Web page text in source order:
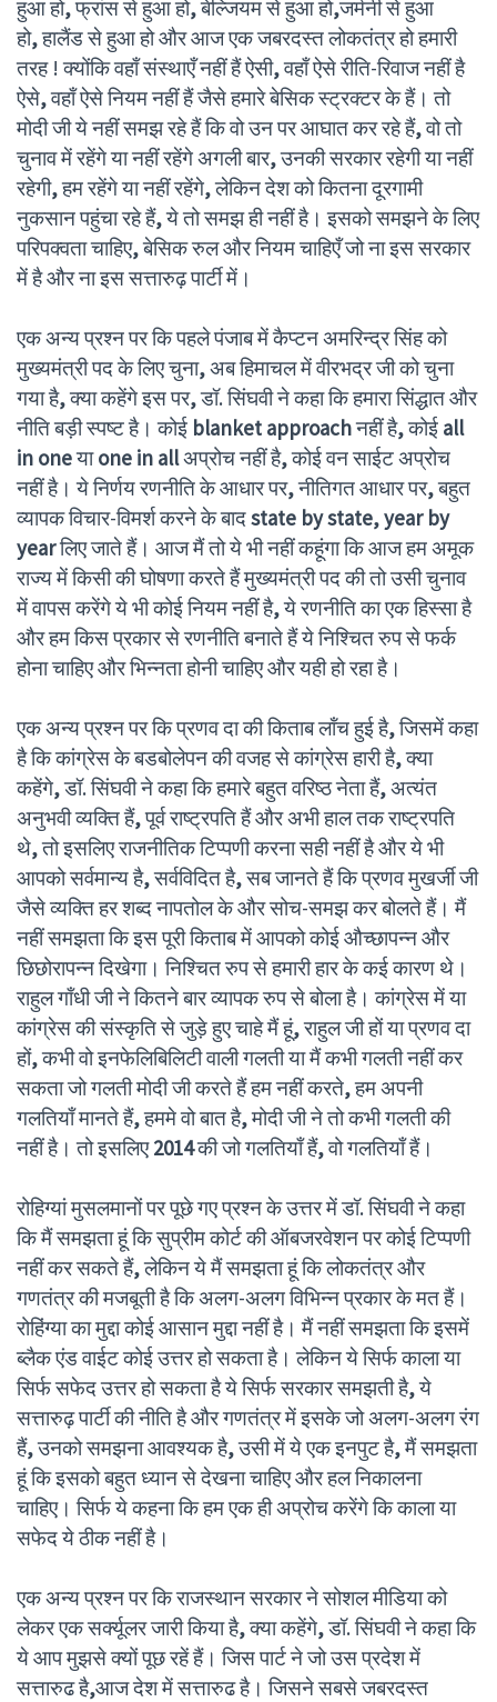
हुआ हो,फ्रांस से हुआ हो,बेल्जियम से हुआ हो,जर्मनी से हुआ
हो,हालैंड से हुआ हो और आज एक जबरदस्त लोकतंत्र हो हमारी
तरह ! क्योंकि वहाँ संस्थाएँ नहीं हैं ऐसी,वहाँ ऐसे रीति-रिवाज नहीं है
ऐसे,वहाँ ऐसे नियम नहीं हैं जैसे हमारे बेसिक स्ट्रक्टर के हैं। तो
मोदी जी ये नहीं समझ रहे हैं कि वो उन पर आघात कर रहे हैं,वो तो
चुनाव में रहेंगे या नहीं रहेंगे अगली बार,उनकी सरकार रहेगी या नहीं
रहेगी,हम रहेंगे या नहीं रहेंगे,लेकिन देश को कितना दूरगामी
नुकसान पहुंचा रहे हैं,ये तो समझ ही नहीं है। इसको समझने के लिए
परिपक्वता चाहिए,बेसिक रुल और नियम चाहिएँ जो ना इस सरकार
में है और ना इस सत्तारुढ़ पार्टी में।
एक अन्य प्रश्न पर कि पहले पंजाब में कैप्टन अमरिन्द्र सिंह को
मुख्यमंत्री पद के लिए चुना,अब हिमाचल में वीरभद्र जी को चुना
गया है,क्या कहेंगे इस पर,डॉ. सिंघवी ने कहा कि हमारा सिंद्धात और
नीति बड़ी स्पष्ट है। कोई blanket approachनहीं है,कोई all
in oneयाone in allअप्रोच नहीं है,कोई वन साईट अप्रोच
नहीं है। ये निर्णय रणनीति के आधार पर,नीतिगत आधार पर,बहुत
व्यापक विचार-विमर्श करने के बादstate by state, year by
yearलिए जाते हैं। आज मैं तो ये भी नहीं कहूंगा कि आज हम अमूक
राज्य में किसी की घोषणा करते हैं मुख्यमंत्री पद की तो उसी चुनाव
में वापस करेंगे ये भी कोई नियम नहीं है,ये रणनीति का एक हिस्सा है
और हम किस प्रकार से रणनीति बनाते हैं ये निश्चित रुप से फर्क
होना चाहिए और भिन्नता होनी चाहिए और यही हो रहा है।
एक अन्य प्रश्न पर कि प्रणव दा की किताब लॉंच हुई है,जिसमें कहा
है कि कांग्रेस के बडबोलेपन की वजह से कांग्रेस हारी है,क्या
कहेंगे,डॉ. सिंघवी ने कहा कि हमारे बहुत वरिष्ठ नेता हैं,अत्यंत
अनुभवी व्यक्ति हैं,पूर्व राष्ट्रपति हैं और अभी हाल तक राष्ट्रपति
थे,तो इसलिए राजनीतिक टिप्पणी करना सही नहीं है और ये भी
आपको सर्वमान्य है,सर्वविदित है,सब जानते हैं कि प्रणव मुखर्जी जी
जैसे व्यक्ति हर शब्द नापतोल के और सोच-समझ कर बोलते हैं। मैं
नहीं समझता कि इस पूरी किताब में आपको कोई औच्छापन्न और
छिछोरापन्न दिखेगा। निश्चित रुप से हमारी हार के कई कारण थे।
राहुल गाँधी जी ने कितने बार व्यापक रुप से बोला है। कांग्रेस में या
कांग्रेस की संस्कृति से जुड़े हुए चाहे मैं हूं,राहुल जी हों या प्रणव दा
हों,कभी वो इनफेलिबिलिटी वाली गलती या मैं कभी गलती नहीं कर
सकता जो गलती मोदी जी करते हैं हम नहीं करते,हम अपनी
गलतियाँ मानते हैं,हममे वो बात है,मोदी जी ने तो कभी गलती की
नहीं है। तो इसलिए2014की जो गलतियाँ हैं,वो गलतियाँ हैं।
रोहिग्यां मुसलमानों पर पूछे गए प्रश्न के उत्तर में डॉ. सिंघवी ने कहा
कि मैं समझता हूं कि सुप्रीम कोर्ट की ऑबजरवेशन पर कोई टिप्पणी
नहीं कर सकते हैं,लेकिन ये मैं समझता हूं कि लोकतंत्र और
गणतंत्र की मजबूती है कि अलग-अलग विभिन्न प्रकार के मत हैं।
रोहिंग्या का मुद्दा कोई आसान मुद्दा नहीं है। मैं नहीं समझता कि इसमें
ब्लैक एंड वाईट कोई उत्तर हो सकता है। लेकिन ये सिर्फ काला या
सिर्फ सफेद उत्तर हो सकता है ये सिर्फ सरकार समझती है,ये
सत्तारुढ़ पार्टी की नीति है और गणतंत्र में इसके जो अलग-अलग रंग
हैं,उनको समझना आवश्यक है,उसी में ये एक इनपुट है,मैं समझता
हूं कि इसको बहुत ध्यान से देखना चाहिए और हल निकालना
चाहिए। सिर्फ ये कहना कि हम एक ही अप्रोच करेंगे कि काला या
सफेद ये ठीक नहीं है।
एक अन्य प्रश्न पर कि राजस्थान सरकार ने सोशल मीडिया को
लेकर एक सर्क्यूलर जारी किया है,क्या कहेंगे,डॉ. सिंघवी ने कहा कि
ये आप मुझसे क्यों पूछ रहें हैं। जिस पार्ट ने जो उस प्रदेश में
सत्तारुढ है,आज देश में सत्तारुढ है। जिसने सबसे जबरदस्त